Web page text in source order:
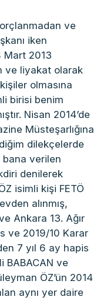
ve
iken
Mart 2013
ve liyakat olarak
olmasına
birisi benim
Nisan 2014’de
Müsteşarlığına
dilekçelerde
verilen
denilerek
isimli kişi FETÖ
alınmış,
Ankara 13. Ağır
ve 2019/10 Karar
7 yıl 6 ay hapis
BABACAN ve
ÖZ’ün 2014
aynı yer daire